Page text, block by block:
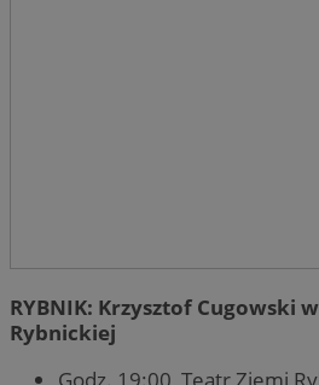
RYBNIK: Krzysztof Cugowski
Rybnickiej
Godz. 19:00, Teatr Ziemi